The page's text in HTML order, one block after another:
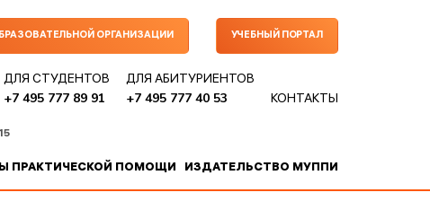
ОРГАНИЗАЦИИ УЧЕБНЫЙ ПОРТАЛ
ДЛЯ СТУДЕНТОВ
+7 495 777 89 91
ДЛЯ АБИТУРИЕНТОВ
+7 495 777 40 53 КОНТАКТЫ
ПРАКТИЧЕСКОЙ ПОМОЩИ ИЗДАТЕЛЬСТВО МУППИ